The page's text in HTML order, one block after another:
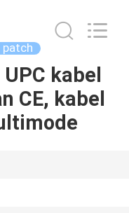
patch
kabel
CE, kabel